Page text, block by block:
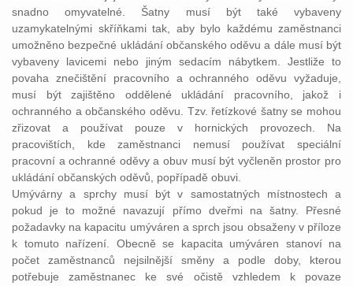
snadno omyvatelné. Šatny musí být také vybaveny
uzamykatelnými skříňkami tak, aby bylo každému zaměstnanci
umožněno bezpečné ukládání občanského oděvu a dále musí být
vybaveny lavicemi nebo jiným sedacím nábytkem. Jestliže to
povaha znečištění pracovního a ochranného oděvu vyžaduje,
musí být zajištěno oddělené ukládání pracovního, jakož i
ochranného a občanského oděvu. Tzv. řetízkové šatny se mohou
zřizovat a používat pouze v hornických provozech. Na
pracovištích, kde zaměstnanci nemusí používat speciální
pracovní a ochranné oděvy a obuv musí být vyčleněn prostor pro
ukládání občanských oděvů, popřípadě obuvi.
Umývárny a sprchy musí být v samostatných místnostech a
pokud je to možné navazují přímo dveřmi na šatny. Přesné
požadavky na kapacitu umýváren a sprch jsou obsaženy v příloze
k tomuto nařízení. Obecně se kapacita umýváren stanoví na
počet zaměstnanců nejsilnější směny a podle doby, kterou
potřebuje zaměstnanec ke své očistě vzhledem k povaze